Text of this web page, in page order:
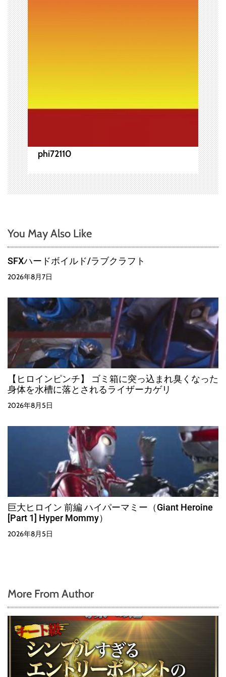
ョ
ン
phi72110
You May Also Like
SFXハードボイルド/ラブクラフト
2026年8月7日
【ヒロインピンチ】 ゴミ箱に突っ込まれ臭くなった
身体を水槽に落とされるライザーカゲリ
2026年8月5日
巨大ヒロイン 前編 ハイパーマミー（Giant Heroine
[Part 1] Hyper Mommy）
2026年8月5日
More From Author